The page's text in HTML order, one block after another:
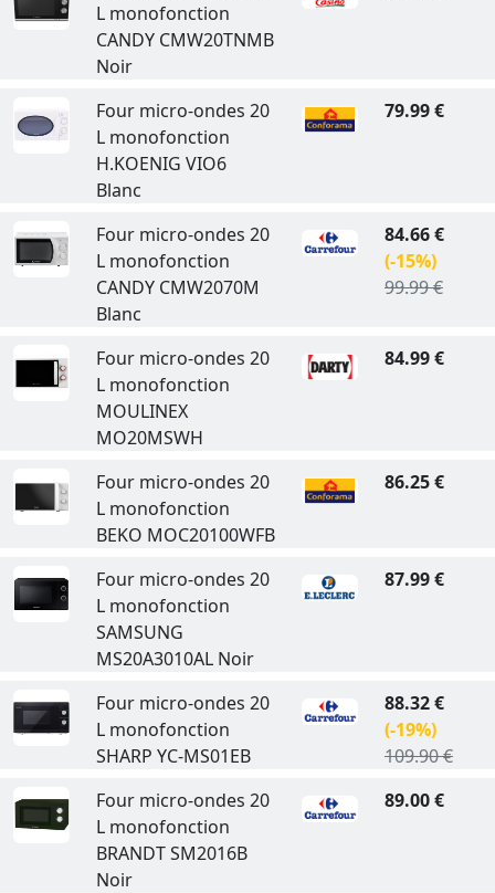
L monofonction
CANDY CMW20TNMB
Noir
Four micro-ondes 20
L monofonction
H.KOENIG VIO6
Blanc
79.99 €
Four micro-ondes 20
L monofonction
CANDY CMW2070M
Blanc
84.66 €
(-15%)
99.99 €
Four micro-ondes 20
L monofonction
MOULINEX
MO20MSWH
84.99 €
Four micro-ondes 20
L monofonction
BEKO MOC20100WFB
86.25 €
Four micro-ondes 20
L monofonction
SAMSUNG
MS20A3010AL Noir
87.99 €
Four micro-ondes 20
L monofonction
SHARP YC-MS01EB
88.32 €
(-19%)
109.90 €
Four micro-ondes 20
L monofonction
BRANDT SM2016B
Noir
89.00 €